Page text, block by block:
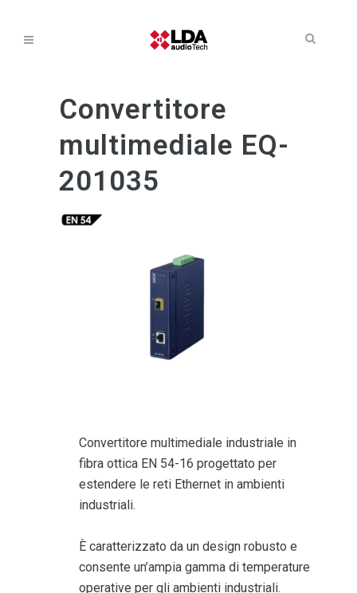
Convertitore
multimediale EQ-
201035
Convertitore multimediale industriale in
fibra ottica EN 54-16 progettato per
estendere le reti Ethernet in ambienti
industriali.
È caratterizzato da un design robusto e
consente un’ampia gamma di temperature
operative per gli ambienti industriali.